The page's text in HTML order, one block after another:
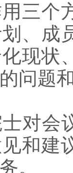
三个
、成
现状
问题
会议
和建
。